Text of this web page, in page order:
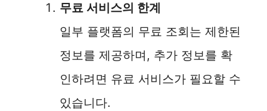
무료 서비스의 한계
일부 플랫폼의 무료 조회는 제한된
정보를 제공하며, 추가 정보를 확
인하려면 유료 서비스가 필요할 수
있습니다.